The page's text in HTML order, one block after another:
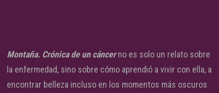
Montaña. Crónica de un cáncerno es solo un relato sobre
la enfermedad, sino sobre cómo aprendió a vivir con ella, a
encontrar belleza incluso en los momentos más oscuros